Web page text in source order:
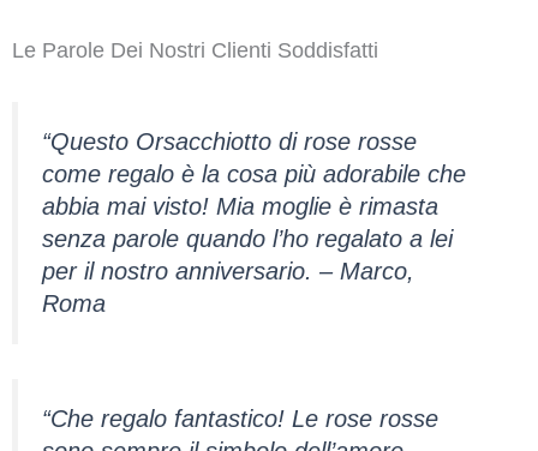
Le Parole Dei Nostri Clienti Soddisfatti
“Questo Orsacchiotto di rose rosse
come regalo è la cosa più adorabile che
abbia mai visto! Mia moglie è rimasta
senza parole quando l’ho regalato a lei
per il nostro anniversario. – Marco,
Roma
“Che regalo fantastico! Le rose rosse